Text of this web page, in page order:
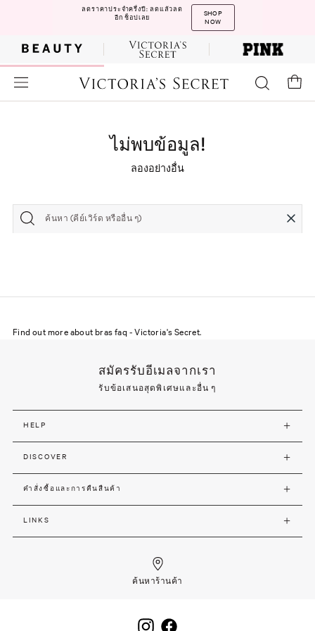
ลดราคาประจำครึ่งปี: ลดแล้วลด
อีก ช็อปเลย
SHOP
NOW
ไม่พบข้อมูล!
ลองอย่างอื่น
ค้นหา (คีย์เวิร์ด หรืออื่น ๆ)
Find out more about bras faq - Victoria's Secret.
สมัครรับอีเมลจากเรา
รับข้อเสนอสุดพิเศษและอื่น ๆ
HELP
DISCOVER
คำสั่งซื้อและการคืนสืนค้า
LINKS
ค้นหาร้านค้า